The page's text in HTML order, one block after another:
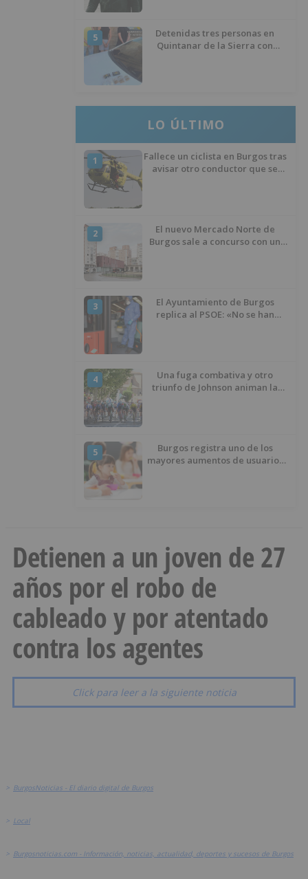
5
Detenidas tres personas en
Quintanar de la Sierra con
LO ÚLTIMO
1
Fallece un ciclista en Burgos tras
avisar otro conductor que se
2
El nuevo Mercado Norte de
Burgos sale a concurso con un
3
El Ayuntamiento de Burgos
replica al PSOE: «No se han
4
Una fuga combativa y otro
triunfo de Johnson animan la
5
Burgos registra uno de los
mayores aumentos de usuarios
Detienen a un joven de 27
años por el robo de
cableado y por atentado
contra los agentes
Click para leer a la siguiente noticia
> BurgosNoticias - El diario digital de Burgos
> Local
> Burgosnoticias.com - Información, noticias, actualidad, deportes y sucesos de Burgos